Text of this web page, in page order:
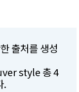
출처를 생성
style 총 4
.